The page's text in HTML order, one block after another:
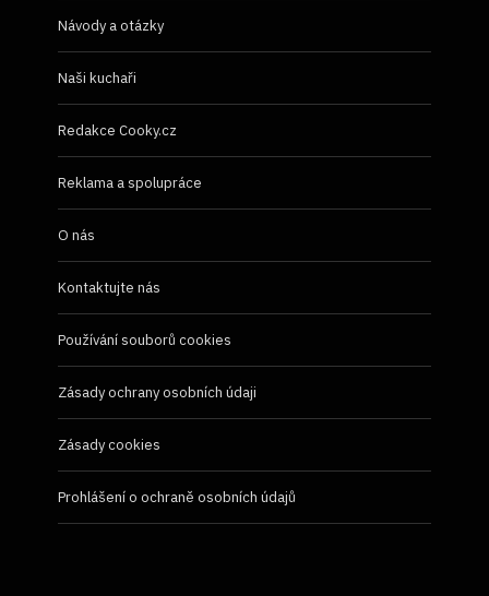
Návody a otázky
Naši kuchaři
Redakce Cooky.cz
Reklama a spolupráce
O nás
Kontaktujte nás
Používání souborů cookies
Zásady ochrany osobních údaji
Zásady cookies
Prohlášení o ochraně osobních údajů